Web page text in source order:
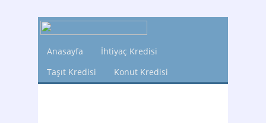
Anasayfa
İhtiyaç Kredisi
Taşıt Kredisi
Konut Kredisi